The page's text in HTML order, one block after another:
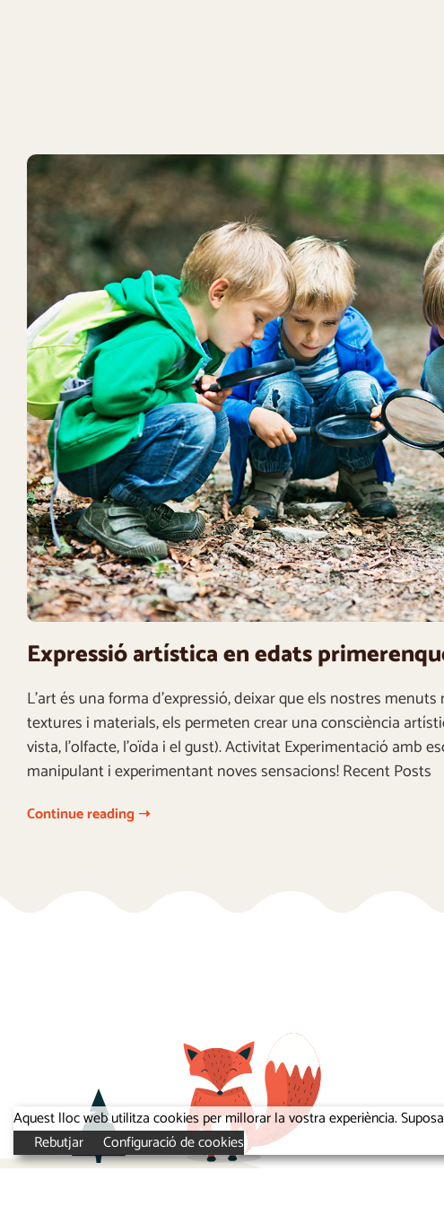
Expressió artística en edats
L’art és una forma d’expressió, deixar que els nostres
textures i materials, els permeten crear una consciència
vista, l’olfacte, l’oïda i el gust). Activitat Experimentació amb
manipulant i experimentant noves sensacions! Recent Posts
Continue reading ➝
Aquest lloc web utilitza cookies per millorar la vostra experiència.
Rebutjar
Configuració de cookies